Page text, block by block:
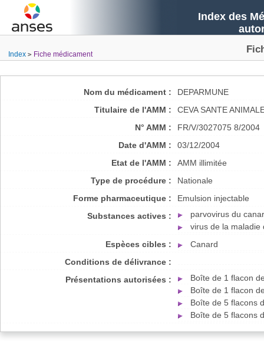
Index des
Index Fiche médicament
Nom du médicament :
DEPARMUNE
Titulaire de l'AMM :
CEVA SANTE
N° AMM :
FR/V/3027075 8/2004
Date d'AMM :
03/12/2004
Etat de l'AMM :
AMM illimitée
Type de procédure :
Nationale
Forme pharmaceutique :
Emulsion injectable
Substances actives :
parvovirus du
virus de la maladie
Espèces cibles :
Canard
Conditions de délivrance :
Présentations autorisées :
Boîte de 1 flacon
Boîte de 1 flacon
Boîte de 5 flacons
Boîte de 5 flacons